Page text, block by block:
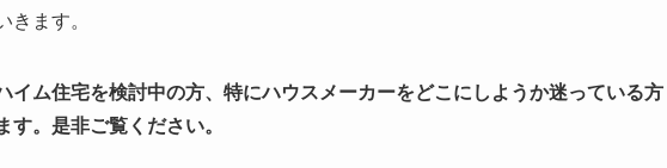
きます。
イム住宅を検討中の方、特にハウスメーカーをどこにしようか迷っている方
。是非ご覧ください。